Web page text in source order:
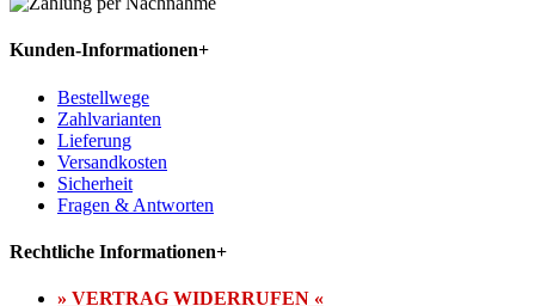
Kunden-Informationen+
Bestellwege
Zahlvarianten
Lieferung
Versandkosten
Sicherheit
Fragen & Antworten
Rechtliche Informationen+
» VERTRAG WIDERRUFEN «